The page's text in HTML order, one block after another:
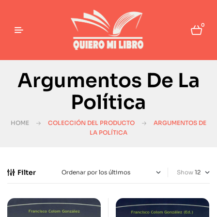
0
Argumentos De La
Política
HOME COLECCIÓN DEL PRODUCTO
ARGUMENTOS DE
LA POLÍTICA
Filter Show